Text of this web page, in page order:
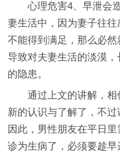
心理危害4、早泄会
妻生活中，因为妻子往
不能得到满足，那么必然
导致对夫妻生活的淡漠
的隐患。
通过上文的讲解，
新的认识与了解了，不过
因此，男性朋友在平日
诊为生病了，必须要趁